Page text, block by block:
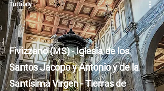
Fivizzano (MS) - Iglesia de los
Santos Jacopo y Antonio y de la
Santísima Virgen - Tierras de
Tuttitaly